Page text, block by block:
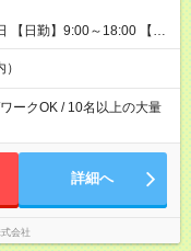
(9，000円)は手渡しで支
┗研修期間中も交通費全額
【日勤】9:00～18:00 【夜
の申告は電話・メールで
時など、自由に働けます
ークOK / 10名以上の大量
詳細へ
会社